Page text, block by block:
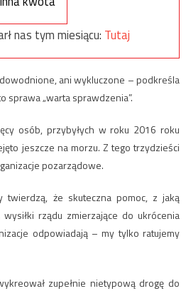
nas tym miesiącu: Tutaj
ani wykluczone – podkreśla
sprawa „warta sprawdzenia”.
osób, przybyłych w roku 2016 roku
jeszcze na morzu. Z tego trzydzieści
pozarządowe.
twierdzą, że skuteczna pomoc, z jaką
rządu zmierzające do ukrócenia
odpowiadają – my tylko ratujemy
zupełnie nietypową drogę do